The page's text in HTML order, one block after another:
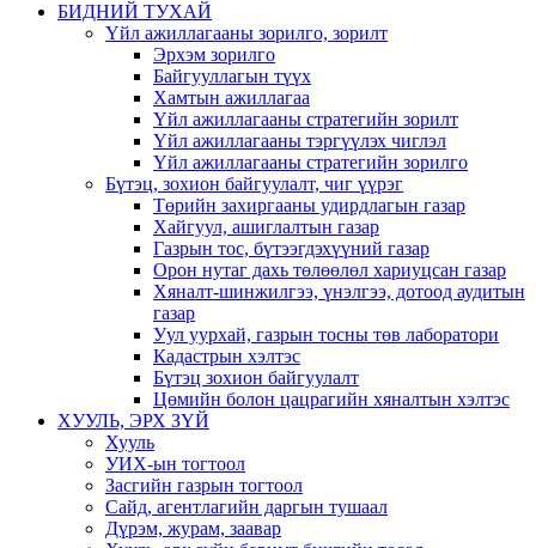
БИДНИЙ ТУХАЙ
Үйл ажиллагааны зорилго, зорилт
Эрхэм зорилго
Байгууллагын түүх
Хамтын ажиллагаа
Үйл ажиллагааны стратегийн зорилт
Үйл ажиллагааны тэргүүлэх чиглэл
Үйл ажиллагааны стратегийн зорилго
Бүтэц, зохион байгуулалт, чиг үүрэг
Төрийн захиргааны удирдлагын газар
Хайгуул, ашиглалтын газар
Газрын тос, бүтээгдэхүүний газар
Орон нутаг дахь төлөөлөл хариуцсан газар
Хяналт-шинжилгээ, үнэлгээ, дотоод аудитын
газар
Уул уурхай, газрын тосны төв лаборатори
Кадастрын хэлтэс
Бүтэц зохион байгуулалт
Цөмийн болон цацрагийн хяналтын хэлтэс
ХУУЛЬ, ЭРХ ЗҮЙ
Хууль
УИХ-ын тогтоол
Засгийн газрын тогтоол
Сайд, агентлагийн даргын тушаал
Дүрэм, журам, заавар